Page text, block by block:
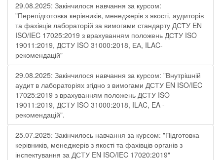
29.08.2025: Закінчилося навчання за курсом:
"Перепідготовка керівників, менеджерів з якості, аудиторів
та фахівців лабораторій за вимогами стандарту ДСТУ EN
ISO/IEC 17025:2019 з врахуванням положень ДСТУ ISO
19011:2019, ДСТУ ISO 31000:2018, ЕА, ILAC-
рекомендацій"
29.08.2025: Закінчилося навчання за курсом: "Внутрішній
аудит в лабораторіях згідно з вимогами ДСТУ EN ISO/IEC
17025:2019 з врахуванням положень ДСТУ ISO
19011:2019, ДСТУ ISO 31000:2018, ILAC, EA -
рекомендацій".
25.07.2025: Закінчилось навчання за курсом: "Підготовка
керівників, менеджерів з якості та фахівців органів з
інспектування за ДСТУ EN ISO/IEC 17020:2019"